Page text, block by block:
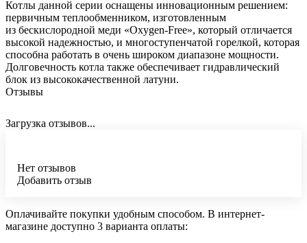
Котлы данной серии оснащены инновационным решением:
первичным теплообменником, изготовленным
из бескислородной меди «Oxygen-Free», который отличается
высокой надежностью, и многоступенчатой горелкой, которая
способна работать в очень широком диапазоне мощности.
Долговечность котла также обеспечивает гидравлический
блок из высококачественной латуни.
Отзывы
Загрузка отзывов...
Нет отзывов
Добавить отзыв
Оплачивайте покупки удобным способом. В интернет-
магазине доступно 3 варианта оплаты: